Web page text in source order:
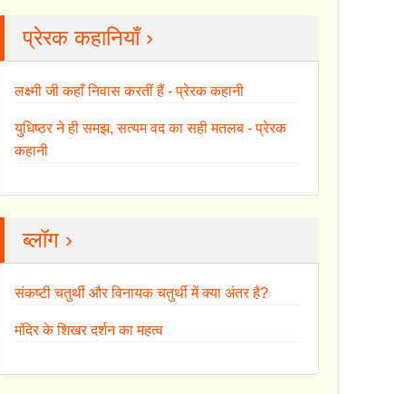
प्रेरक कहानियाँ ›
लक्ष्मी जी कहाँ निवास करतीं हैं - प्रेरक कहानी
युधिष्ठर ने ही समझ, सत्यम वद का सही मतलब - प्रेरक
कहानी
ब्लॉग ›
संकष्टी चतुर्थी और विनायक चतुर्थी में क्या अंतर है?
मंदिर के शिखर दर्शन का महत्व